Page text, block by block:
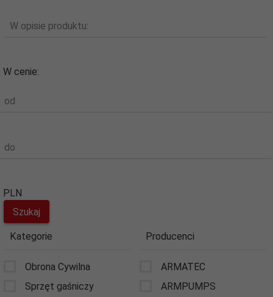
W opisie produktu:
W cenie:
od
do
PLN
Kategorie
Obrona Cywilna
Sprzęt gaśniczy
Producenci
ARMATEC
ARMPUMPS